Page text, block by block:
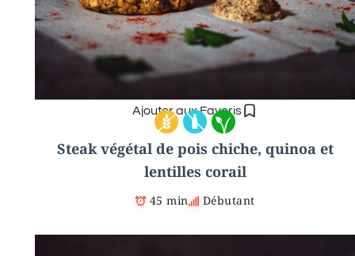
Ajouter aux Favoris
Steak végétal de pois chiche, quinoa et
lentilles corail
45 min Débutant